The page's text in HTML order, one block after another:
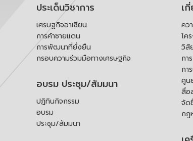
ประเด็นวิชาการ
เศรษฐกิจอาเซียน
การค้าชายแดน
การพัฒนาที่ยั่งยืน
กรอบความร่วมมือทางเศรษฐกิจ
อบรม ประชุม/สัมมนา
ปฏิทินกิจกรรม
อบรม
ประชุม/สัมมนา
เ
คว
โค
วิสั
กา
กา
ศูน
สื่อ
จัด
กฎ